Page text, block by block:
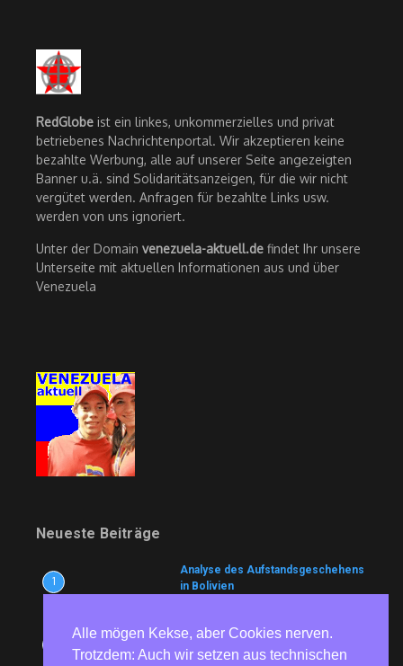
RedGlobe ist ein linkes, unkommerzielles und privat
betriebenes Nachrichtenportal. Wir akzeptieren keine
bezahlte Werbung, alle auf unserer Seite angezeigten
Banner u.ä. sind Solidaritätsanzeigen, für die wir nicht
vergütet werden. Anfragen für bezahlte Links usw.
werden von uns ignoriert.
Unter der Domain venezuela-aktuell.de findet Ihr unsere
Unterseite mit aktuellen Informationen aus und über
Venezuela
Neueste Beiträge
1
Analyse des Aufstandsgeschehens
in Bolivien
Wem nutzt es?
9. August 2026
Alle mögen Kekse, aber Cookies nerven.
Trotzdem: Auch wir setzen aus technischen